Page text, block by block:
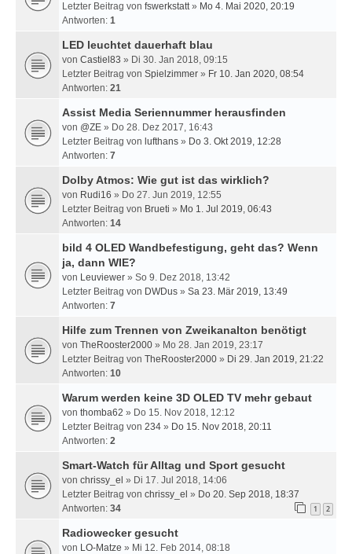
Letzter Beitrag von fswerkstatt» Mo 4. Mai 2020, 20:19
Antworten: 1
LED leuchtet dauerhaft blau
von Castiel83 » Di 30. Jan 2018, 09:15
Letzter Beitrag von Spielzimmer » Fr 10. Jan 2020, 08:54
Antworten: 21
Assist Media Seriennummer herausfinden
von @ZE » Do 28. Dez 2017, 16:43
Letzter Beitrag von lufthans » Do 3. Okt 2019, 12:28
Antworten: 7
Dolby Atmos: Wie gut ist das wirklich?
von Rudi16 » Do 27. Jun 2019, 12:55
Letzter Beitrag von Brueti » Mo 1. Jul 2019, 06:43
Antworten: 14
bild 4 OLED Wandbefestigung, geht das? Wenn
ja, dann WIE?
von Leuviewer » So 9. Dez 2018, 13:42
Letzter Beitrag von DWDus » Sa 23. Mär 2019, 13:49
Antworten: 7
Hilfe zum Trennen von Zweikanalton benötigt
von TheRooster2000 » Mo 28. Jan 2019, 23:17
Letzter Beitrag von TheRooster2000 » Di 29. Jan 2019, 21:22
Antworten: 10
Warum werden keine 3D OLED TV mehr gebaut
von thomba62 » Do 15. Nov 2018, 12:12
Letzter Beitrag von 234 » Do 15. Nov 2018, 20:11
Antworten: 2
Smart-Watch für Alltag und Sport gesucht
von chrissy_el » Di 17. Jul 2018, 14:06
Letzter Beitrag von chrissy_el » Do 20. Sep 2018, 18:37
Antworten: 34 1 2
Radiowecker gesucht
von LO-Matze » Mi 12. Feb 2014, 08:18